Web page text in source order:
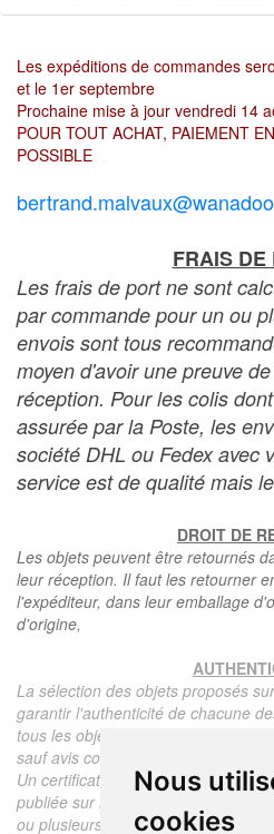
Nous
cookies
Les expéditions de commandes
et le 1er septembre
Prochaine mise à jour vendredi 14
POUR TOUT ACHAT, PAIEMENT
POSSIBLE
FRAIS DE
Les frais de port ne sont
par commande pour un ou
envois sont tous
moyen d'avoir une preuve
réception. Pour les colis
assurée par la Poste, les
société DHL ou Fedex avec
service est de qualité mais
DROIT DE
Les objets peuvent être retournés
leur réception. Il faut les retourner
l'expéditeur, dans leur emballage
d'origine,
La sélection des objets proposés
garantir l'authenticité de chacune
tous les objets proposés sont
sauf avis contraire ou restriction
Un certificat d'authenticité de l'objet
publiée sur le site, l'époque, le prix
ou plusieurs photographies en